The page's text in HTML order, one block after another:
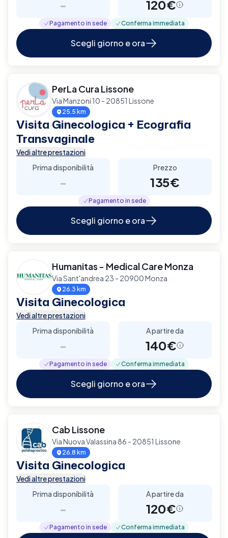
- 120€
Pagamento in sede Conferma immediata
Scegli giorno e ora
PerLa Cura Lissone
Via Manzoni 10 - 20851 Lissone
25.5 km
Visita Ginecologica + Ecografia
Transvaginale
Vedi altre prestazioni
Prima disponibilità
-
Prezzo
135€
Pagamento in sede
Scegli giorno e ora
Humanitas - Medical Care Monza
Via Sant'andrea 23 - 20900 Monza
26.3 km
Visita Ginecologica
Vedi altre prestazioni
Prima disponibilità
-
A partire da
140€
Pagamento in sede Conferma immediata
Scegli giorno e ora
Cab Lissone
Via Nuova Valassina 86 - 20851 Lissone
26.8 km
Visita Ginecologica
Vedi altre prestazioni
Prima disponibilità
-
A partire da
120€
Pagamento in sede Conferma immediata